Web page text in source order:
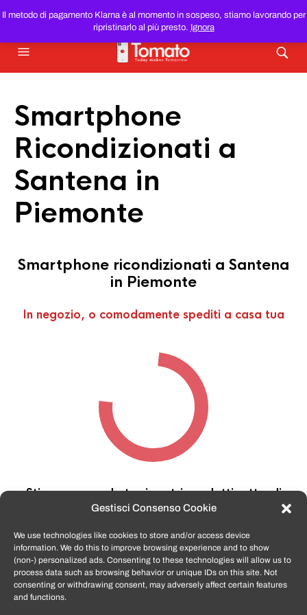
Gestisci Consenso Cookie
We use technologies like cookies to store and/or access device
information. We do this to improve browsing experience and to show
(non-) personalized ads. Consenting to these technologies will allow us to
process data such as browsing behavior or unique IDs on this site. Not
consenting or withdrawing consent, may adversely affect certain features
and functions.
Il metodo di pagamento Klarna è al momento in sospeso, stiamo lavorando per
ripristinarlo al più presto. Ignora
SMARTPHONE E TABLET RICONDIZIONATIAL MIGLIOR
PREZZO DEL WEB!
Smartphone
Ricondizionati a
Santena in
Piemonte
Smartphone ricondizionati a Santena
in Piemonte
In negozio, o comodamente spediti a casa tua
Stiamo cercando tra i nostri prodotti, attendi
qualche secondo…
TomatoSmartphone.itè lo shop n.1 in italia per
smartphone ricondizionati garantiti e certificati
di tutte le marche,APPLE, SAMSUNG, HUAWEI,
ONEPLUS, XIAOMI e tanto altro